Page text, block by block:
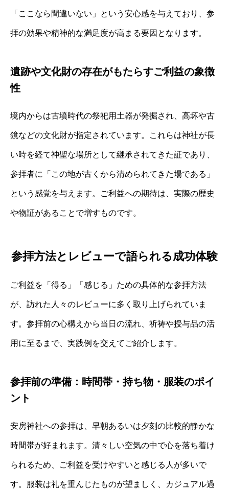
「ここなら間違いない」という安心感を与えており、参
拝の効果や精神的な満足度が高まる要因となります。
遺跡や文化財の存在がもたらすご利益の象徴
性
境内からは古墳時代の祭祀用土器が発掘され、高坏や古
鏡などの文化財が指定されています。これらは神社が長
い時を経て神聖な場所として継承されてきた証であり、
参拝者に「この地が古くから清められてきた場である」
という感覚を与えます。ご利益への期待は、実際の歴史
や物証があることで増すものです。
参拝方法とレビューで語られる成功体験
ご利益を「得る」「感じる」ための具体的な参拝方法
が、訪れた人々のレビューに多く取り上げられていま
す。参拝前の心構えから当日の流れ、祈祷や授与品の活
用に至るまで、実践例を交えてご紹介します。
参拝前の準備：時間帯・持ち物・服装のポイ
ント
安房神社への参拝は、早朝あるいは夕刻の比較的静かな
時間帯が好まれます。清々しい空気の中で心を落ち着け
られるため、ご利益を受けやすいと感じる人が多いで
す。服装は礼を重んじたものが望ましく、カジュアル過